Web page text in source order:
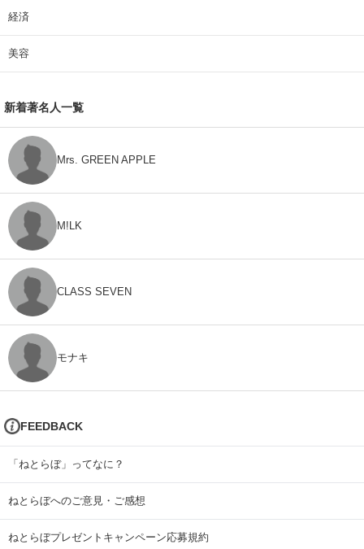
経済
美容
新着著名人一覧
Mrs. GREEN APPLE
M!LK
CLASS SEVEN
モナキ
FEEDBACK
「ねとらぼ」ってなに？
ねとらぼへのご意見・ご感想
ねとらぼプレゼントキャンペーン応募規約